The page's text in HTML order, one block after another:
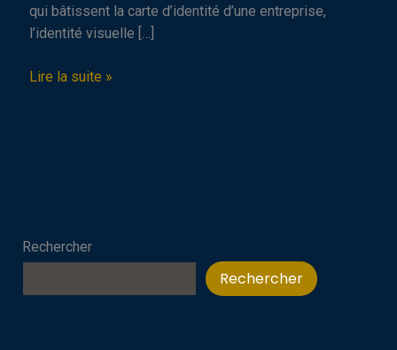
Rechercher
Rechercher
qui bâtissent la carte d’identité d’une entreprise,
l’identité visuelle […]
Le
Lire la suite »